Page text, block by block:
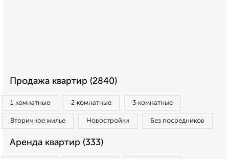
Продажа квартир (2840)
1‑комнатные 2‑комнатные 3‑комнатные
Вторичное жилье Новостройки Без посредников
Аренда квартир (333)